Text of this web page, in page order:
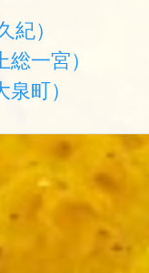
）
一宮）
町）